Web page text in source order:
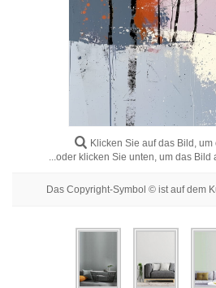
Klicken Sie auf das Bild,
...oder klicken Sie unten, um das Bild
Das Copyright-Symbol © ist auf dem